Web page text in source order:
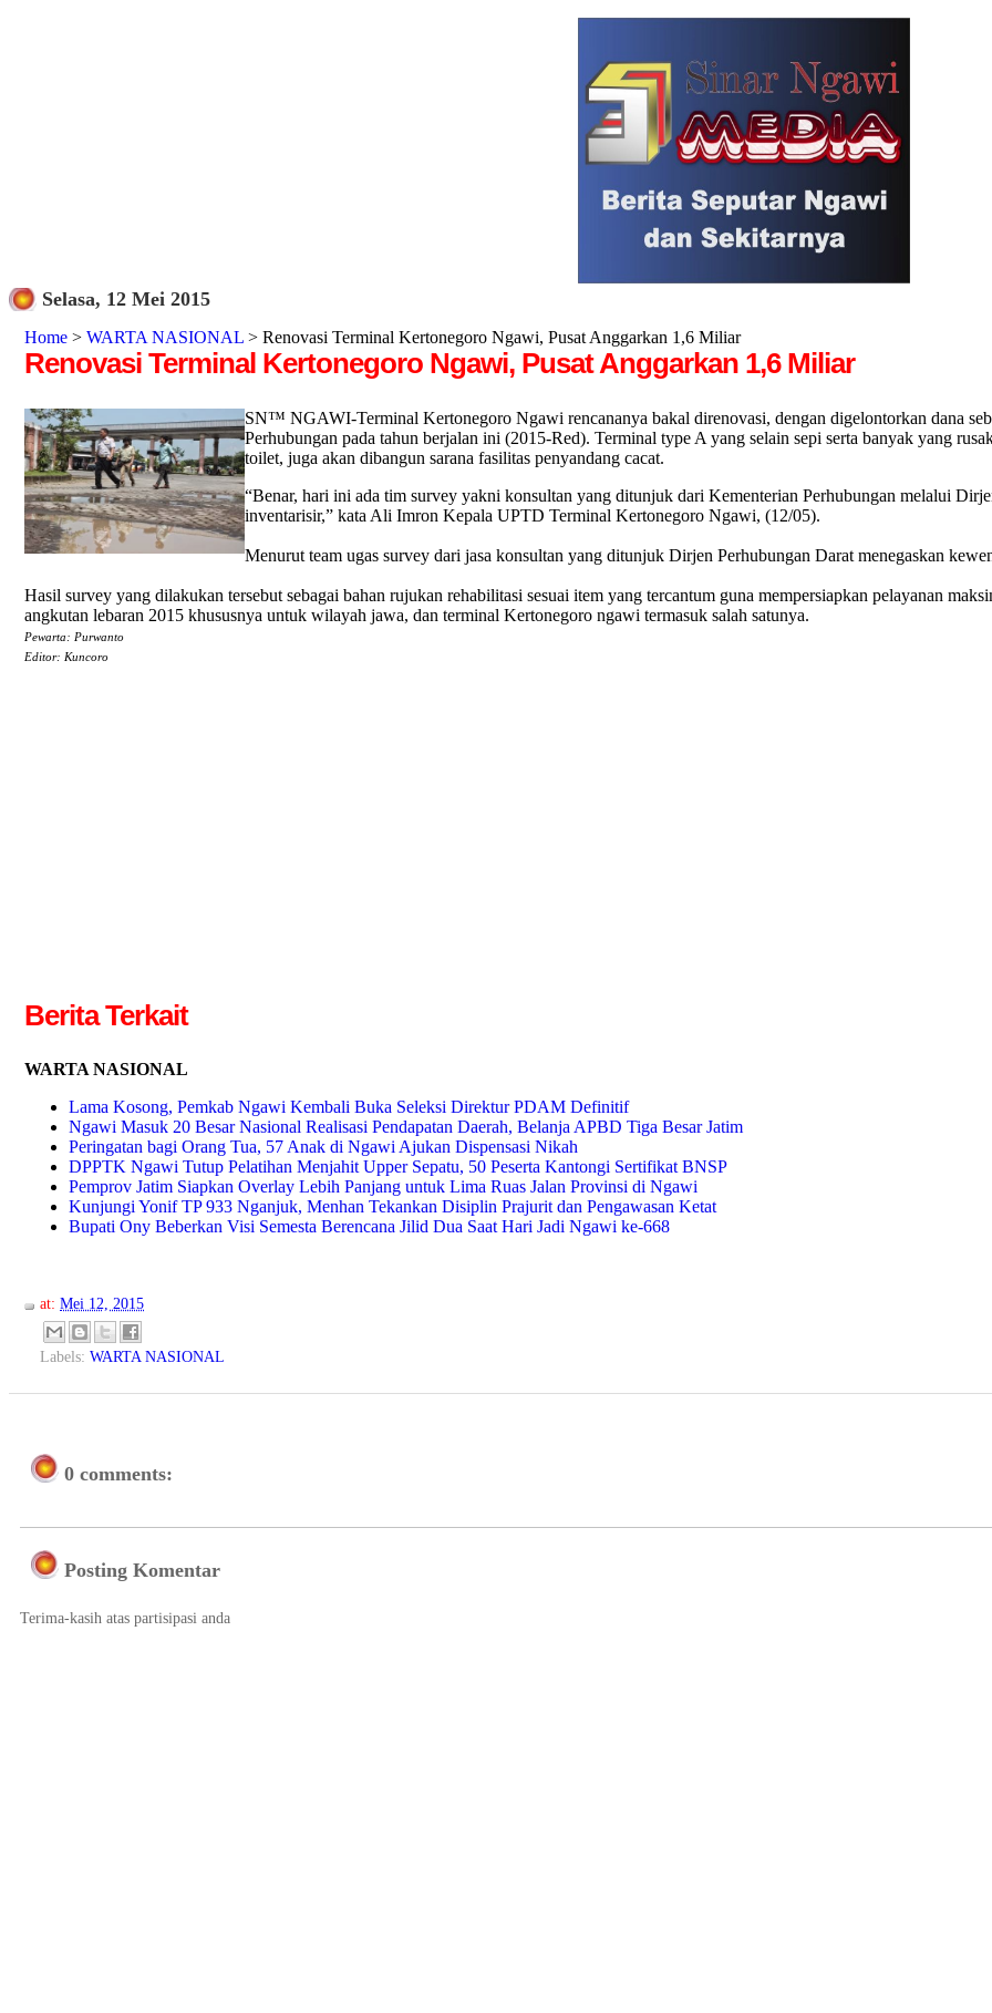
Selasa, 12 Mei 2015
Home > WARTA NASIONAL > Renovasi Terminal Kertonegoro Ngawi, Pusat Anggarkan 1,6 Miliar
Renovasi Terminal Kertonegoro Ngawi, Pusat Anggarkan 1,6 Miliar
SN™ NGAWI-Terminal Kertonegoro Ngawi rencananya bakal direnovasi, dengan digelontorkan dana
Perhubungan pada tahun berjalan ini (2015-Red). Terminal type A yang selain sepi serta banyak yang
toilet, juga akan dibangun sarana fasilitas penyandang cacat.
“Benar, hari ini ada tim survey yakni konsultan yang ditunjuk dari Kementerian Perhubungan melalui
inventarisir,” kata Ali Imron Kepala UPTD Terminal Kertonegoro Ngawi, (12/05).
Menurut team ugas survey dari jasa konsultan yang ditunjuk Dirjen Perhubungan Darat menegaskan
Hasil survey yang dilakukan tersebut sebagai bahan rujukan rehabilitasi sesuai item yang tercantum guna mempersiapkan pelayanan
angkutan lebaran 2015 khususnya untuk wilayah jawa, dan terminal Kertonegoro ngawi termasuk salah satunya.
Pewarta: Purwanto
Editor: Kuncoro
Berita Terkait
WARTA NASIONAL
Lama Kosong, Pemkab Ngawi Kembali Buka Seleksi Direktur PDAM Definitif
Ngawi Masuk 20 Besar Nasional Realisasi Pendapatan Daerah, Belanja APBD Tiga Besar Jatim
Peringatan bagi Orang Tua, 57 Anak di Ngawi Ajukan Dispensasi Nikah
DPPTK Ngawi Tutup Pelatihan Menjahit Upper Sepatu, 50 Peserta Kantongi Sertifikat BNSP
Pemprov Jatim Siapkan Overlay Lebih Panjang untuk Lima Ruas Jalan Provinsi di Ngawi
Kunjungi Yonif TP 933 Nganjuk, Menhan Tekankan Disiplin Prajurit dan Pengawasan Ketat
Bupati Ony Beberkan Visi Semesta Berencana Jilid Dua Saat Hari Jadi Ngawi ke-668
at: Mei 12, 2015
Labels: WARTA NASIONAL
0 comments:
Posting Komentar
Terima-kasih atas partisipasi anda